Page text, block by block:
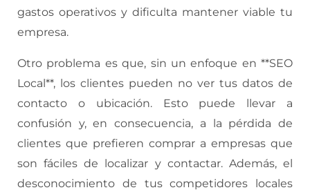
gastos operativos y dificulta mantener viable tu
empresa.
Otro problema es que, sin un enfoque en **SEO
Local**, los clientes pueden no ver tus datos de
contacto o ubicación. Esto puede llevar a
confusión y, en consecuencia, a la pérdida de
clientes que prefieren comprar a empresas que
son fáciles de localizar y contactar. Además, el
desconocimiento de tus competidores locales